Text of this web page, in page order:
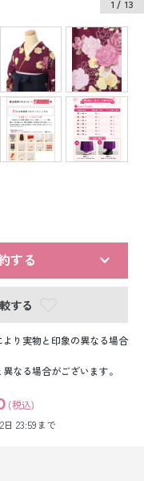
1 / 13
する
する
り実物と印象の異なる場合
なる場合がございます。
(税込)
日 23:59まで